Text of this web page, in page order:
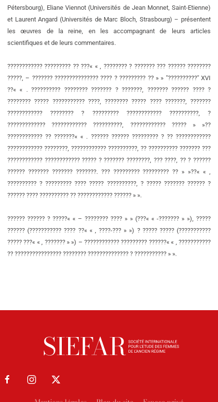
Pétersbourg), Eliane Viennot (Universités de Jean Monnet, Saint-Etienne)
et Laurent Angard (Universités de Marc Bloch, Strasbourg) – présentent
les œuvres de la reine, en les accompagnant de leurs articles
scientifiques et de leurs commentaires.
???????????? ????????? ?? ???« « , ???????? ? ??????? ??? ?????? ????????
?????, – ??????? ??????????????? ???? ? ????????? ?? » » "??????????" XVI
??« « . ?????????? ???????? ??????? ? ???????, ??????? ?????? ???? ?
???????? ????? ??????????? ????, ???????? ????? ???? ???????, ???????
???????????? ???????? ? ????????? ???????????? ??????????, ?
????????????? ???????????? ??????????, ???????????? ????? » »??
???????????? ?? ???????« « . ?????? ?????? ????????? ? ?? ????????????
???????????? ????????, ???????????? ??????????, ?? ?????????? ??????? ???
???????????? ???????????? ????? ? ??????? ????????, ??? ????, ?? ? ??????
?????? ??????? ??????? ???????. ??? ????????? ????????? ?? » »??« « ,
?????????? ? ????????? ???? ????? ??????????, ? ????? ??????? ?????? ?
?????? ???? ?????????? ?? ???????????? ?????? » ».
?????? ?????? ? ?????« « – ???????? ???? » » (???« « -??????? » »), ?????
?????? (??????????? ???? ??« « , ????-??? » ») ? ????? ????? (???????????
????? ???« « , ??????? » ») – ???????????? ????????? ??????« « , ???????????
?? ???????????????? ???????? ?????????????? ? ??????????? » ».